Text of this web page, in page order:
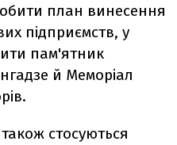
план винесення
підприємств, у
пам'ятник
й Меморіал
стосуються